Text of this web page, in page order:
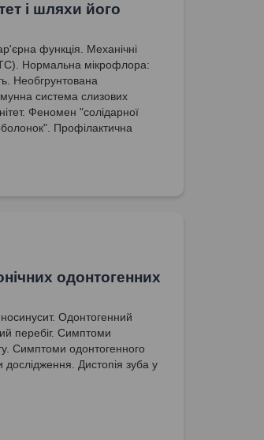
і шляхи його
функція. Механічні
Нормальна мікрофлора:
Необгрунтована
система слизових
Феномен "солідарної
Профілактична
одонтогенних
Одонтогенний
перебіг. Симптоми
Симптоми одонтогенного
дослідження. Дистопія зуба у